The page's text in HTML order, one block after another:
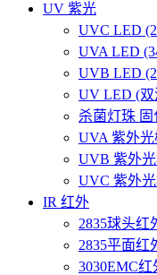
UV 紫光
UVC LED
UVA LED
UVB LED
UV LED (
杀菌灯珠
UVA 紫外光
UVB 紫外光
UVC 紫外光
IR 红外
2835球头红
2835平面红
3030EMC